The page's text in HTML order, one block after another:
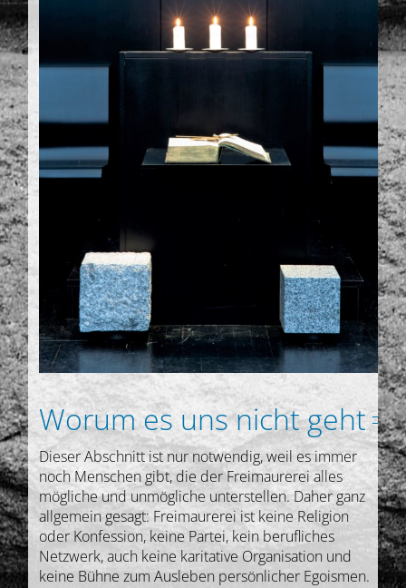
Worum es uns nicht geht
Dieser Abschnitt ist nur notwendig, weil es immer
noch Menschen gibt, die der Freimaurerei alles
mögliche und unmögliche unterstellen. Daher ganz
allgemein gesagt: Freimaurerei ist keine Religion
oder Konfession, keine Partei, kein berufliches
Netzwerk, auch keine karitative Organisation und
keine Bühne zum Ausleben persönlicher Egoismen.